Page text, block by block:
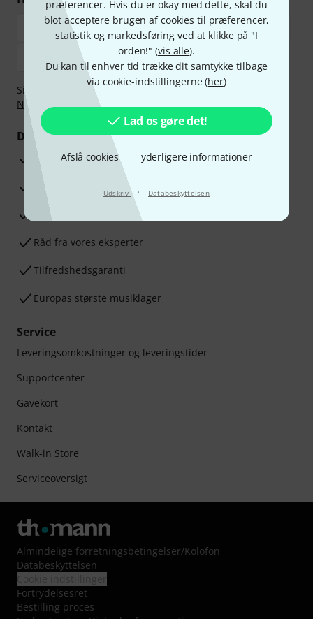
præferencer. Hvis du er okay med dette, skal du
blot acceptere brugen af cookies til præferencer,
statistik og markedsføring ved at klikke på "I
orden!" (vis alle).
Du kan til enhver tid trække dit samtykke tilbage
via cookie-indstillingerne (her)
Lad os gøre det!
Afslå cookies yderligere informationer
Udskriv · Databeskyttelsen
Sikker betaling med Bankoverførsel, PayPal,Klarna Betal
Nu
Klarna betaling i ratereller Kreditkort.
Dine fordele
3 års Thomann Garanti
30 dages money back garanti
Råd fra vores eksperter
Tilfredshedsgaranti
Europas største musiklager
Service
Leveringsomkostninger og leveringstider
Supportcenter
Gavekort
Kontakt
Walk-in Store
Serviceoversigt
Almindelige forretningsbetingelser/Kolofon
Databeskyttelsen
Fortrydelsesret
Bestilling proces